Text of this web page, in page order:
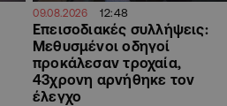
09.08.2026 12:48
Επεισοδιακές συλλήψεις:
Μεθυσμένοι οδηγοί
προκάλεσαν τροχαία,
43χρονη αρνήθηκε τον
έλεγχο